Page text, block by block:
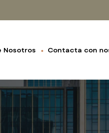
Nosotros Contacta con